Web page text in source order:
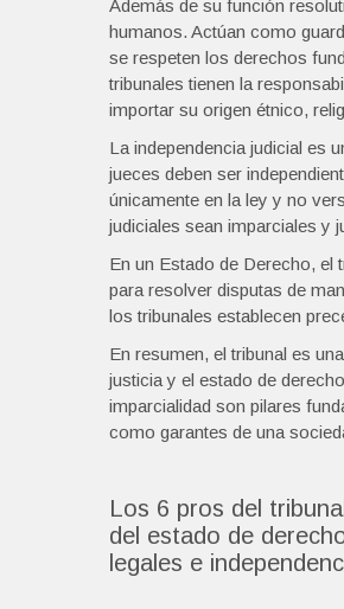
Además de su función
humanos. Actúan como
se respeten los derechos
tribunales tienen la
importar su origen étnico,
La independencia judicial es
jueces deben ser
únicamente en la ley y no
judiciales sean imparciales y
En un Estado de Derecho, el
para resolver disputas de
los tribunales establecen
En resumen, el tribunal es
justicia y el estado de
imparcialidad son pilares
como garantes de una
Los 6 pros del
del estado de
legales e